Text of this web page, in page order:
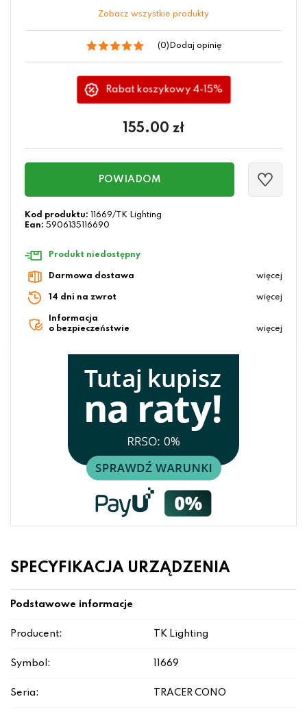
Zobacz wszystkie produkty
(0) Dodaj opinię
Rabat koszykowy 4-15%
155.00 zł
POWIADOM
Kod produktu:
11669/TK Lighting
Ean: 5906135116690
Produkt niedostępny
Darmowa dostawa więcej
14 dni na zwrot więcej
Informacja
o bezpieczeństwie
więcej
SPECYFIKACJA URZĄDZENIA
Podstawowe informacje
Producent: TK Lighting
Symbol: 11669
Seria: TRACER CONO